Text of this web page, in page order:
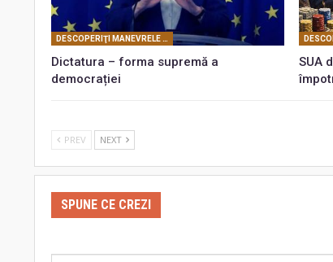
DESCOPERIŢI MANEVRELE FRANCMASONERIEI
Dictatura – forma supremă a
democrației
SUA
PREV NEXT
SPUNE CE CREZI